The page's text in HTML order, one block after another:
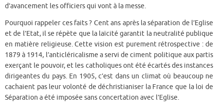
d’avancement les officiers qui vont à la messe.
Pourquoi rappeler ces faits ? Cent ans après la séparation de l’Eglise
et de l’Etat, il se répète que la laïcité garantit la neutralité publique
en matière religieuse. Cette vision est purement rétrospective : de
1879 à 1914, l’anticléricalisme a servi de ciment politique aux partis
exerçant le pouvoir, et les catholiques ont été écartés des instances
dirigeantes du pays. En 1905, c’est dans un climat où beaucoup ne
cachaient pas leur volonté de déchristianiser la France que la loi de
Séparation a été imposée sans concertation avec l’Eglise.